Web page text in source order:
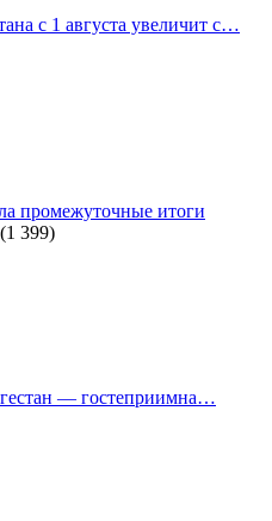
с 1 августа увеличит с…
промежуточные итоги
(1 399)
— гостеприимна…